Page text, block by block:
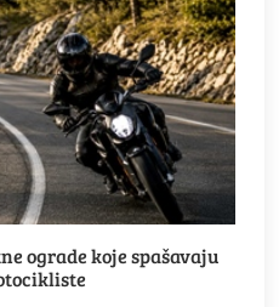
ograde koje spašavaju